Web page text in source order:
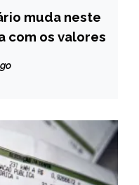
muda neste
com os valores